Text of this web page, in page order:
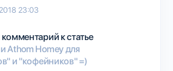
23:03
к статье
Athom Homey для
и "кофейников" =)